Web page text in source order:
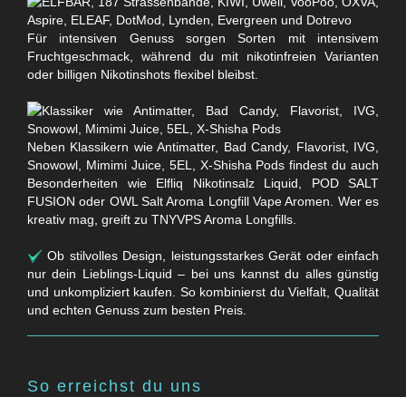
Für intensiven Genuss sorgen Sorten mit intensivem
Fruchtgeschmack, während du mit nikotinfreien Varianten
oder billigen Nikotinshots flexibel bleibst.
Neben Klassikern wie Antimatter, Bad Candy, Flavorist, IVG,
Snowowl, Mimimi Juice, 5EL, X-Shisha Pods findest du auch
Besonderheiten wie Elfliq Nikotinsalz Liquid, POD SALT
FUSION oder OWL Salt Aroma Longfill Vape Aromen. Wer es
kreativ mag, greift zu TNYVPS Aroma Longfills.
Ob stilvolles Design, leistungsstarkes Gerät oder einfach
nur dein Lieblings-Liquid – bei uns kannst du alles günstig
und unkompliziert kaufen. So kombinierst du Vielfalt, Qualität
und echten Genuss zum besten Preis.
So erreichst du uns